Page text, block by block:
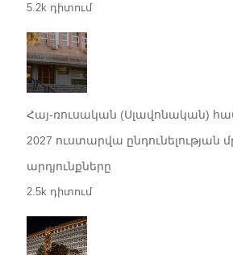
5.2k դիտում
Հայ-ռուսական (Սլավոնական)
2027 ուստարվա ընդունելության
արդյունքները
2.5k դիտում